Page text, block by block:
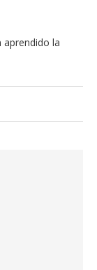
aprendido la